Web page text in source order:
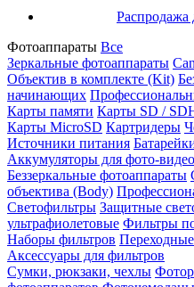
Распродажа
Фотоаппараты Все
Зеркальные фотоаппараты
Объектив в комплекте (Kit)
начинающих
Карты памяти Карты SD /
Карты MicroSD Картридеры
Источники питания
Аккумуляторы для фото-
Беззеркальные фотоаппараты
объектива (Body)
Светофильтры Защитные
ультрафиолетовые Фильтры
Наборы фильтров
Аксессуары для фильтров
Сумки, рюкзаки, чехлы